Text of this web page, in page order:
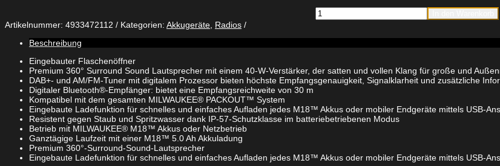
Milwaukee
M18PRCDAB+-0
Radio
m.
IN2
Menge
Artikelnummer: 4933472112 Kategorien: Akkugeräte Radios
Beschreibung
Eingebauter Flaschenöffner
Premium 360° Surround Sound Lautsprecher mit einem 40-W-Verstärker, der satten und vollen Klang für große und
DAB+- und AM/FM-Tuner mit digitalem Prozessor bieten höchste Empfangsgenauigkeit, Signalklarheit und zusätzliche
Digitaler Bluetooth®-Empfänger: bietet eine Empfangsreichweite von 30 m
Kompatibel mit dem gesamten MILWAUKEE® PACKOUT™ System
Eingebaute Ladefunktion für schnelles und einfaches Aufladen jedes M18™ Akkus oder mobiler Endgeräte mittels USB-
Resistent gegen Staub und Spritzwasser dank IP-57-Schutzklasse im batteriebetriebenen Modus
Betrieb mit MILWAUKEE® M18™ Akkus oder Netzbetrieb
Ganztägige Laufzeit mit einer M18™ 5.0 Ah Akkuladung
Premium 360°-Surround-Sound-Lautsprecher
Eingebaute Ladefunktion für schnelles und einfaches Aufladen jedes M18™ Akkus oder mobiler Endgeräte mittels USB-